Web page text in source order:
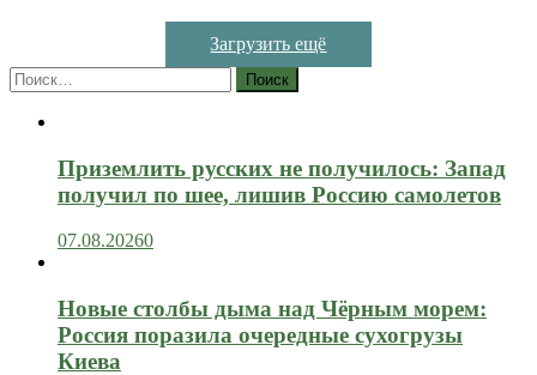
Загрузить ещё
Найти:
Приземлить русских не получилось: Запад
получил по шее, лишив Россию самолетов
07.08.20260
Новые столбы дыма над Чёрным морем:
Россия поразила очередные сухогрузы
Киева